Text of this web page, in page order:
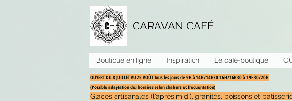
CARAVAN CAFÉ
Boutique en ligne Inspiration Le café-boutique
OUVERT DU 8 JUILLET AU 25 AOÛT Tous les jours de 9H à 14H/14H30 16H/16H30 à 19H30/20H
(Possible adaptation des horaires selon chaleurs et frequentation)
Glaces artisanales (l'après midi), granités, boissons et